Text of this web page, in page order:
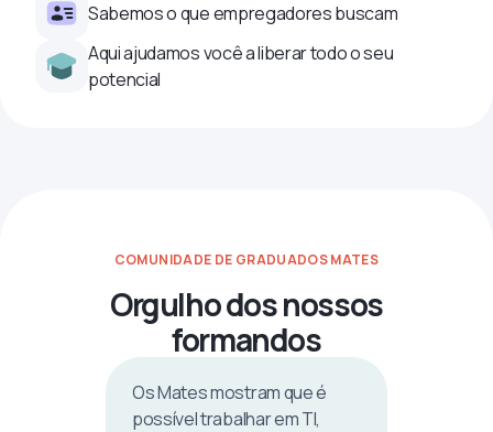
Sabemos o que empregadores buscam
Aqui ajudamos você a liberar todo o seu
potencial
COMUNIDADE DE GRADUADOS MATES
Orgulho dos nossos
formandos
Os Mates mostram que é
possível trabalhar em TI,